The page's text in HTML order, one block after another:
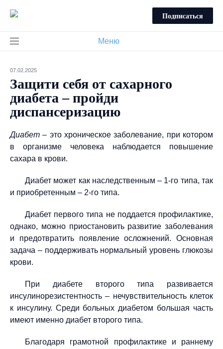
Подписаться
Меню
07.02.2025
Защити себя от сахарного
диабета – пройди
диспансеризацию
Диабет– это хроническое заболевание, при котором
в организме человека наблюдается повышение
сахара в крови.
Диабет может как наследственным – 1-го типа, так
и приобретенным – 2-го типа.
Диабет первого типа не поддается профилактике,
однако, можно приостановить развитие заболевания
и предотвратить появление осложнений. Основная
задача – поддерживать нормальный уровень глюкозы
крови.
При диабете второго типа развивается
инсулинорезистентность – нечувствительность клеток
к инсулину. Среди больных диабетом большая часть
имеют именно диабет второго типа.
Благодаря грамотной профилактике и раннему